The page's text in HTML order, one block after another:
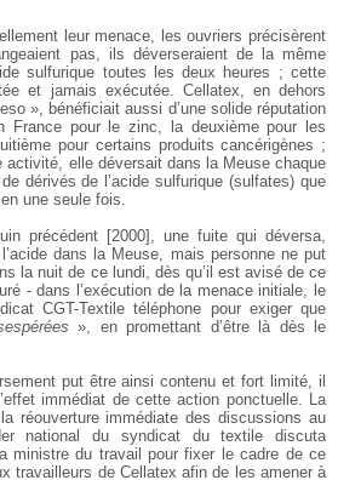
leur menace, les ouvriers précisèrent
pas, ils déverseraient de la même
sulfurique toutes les deux heures ; cette
et jamais exécutée. Cellatex, en dehors
», bénéficiait aussi d’une solide réputation
France pour le zinc, la deuxième pour les
pour certains produits cancérigènes ;
activité, elle déversait dans la Meuse chaque
dérivés de l’acide sulfurique (sulfates) que
une seule fois.
précédent [2000], une fuite qui déversa,
dans la Meuse, mais personne ne put
la nuit de ce lundi, dès qu’il est avisé de ce
- dans l’exécution de la menace initiale, le
CGT-Textile téléphone pour exiger que
», en promettant d’être là dès le
put être ainsi contenu et fort limité, il
immédiat de cette action ponctuelle. La
réouverture immédiate des discussions au
national du syndicat du textile discuta
ministre du travail pour fixer le cadre de ce
travailleurs de Cellatex afin de les amener à